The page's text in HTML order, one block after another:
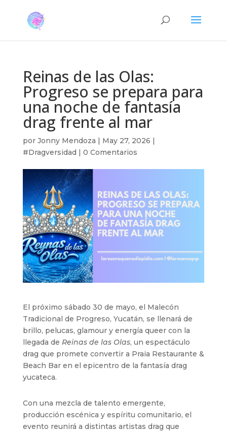
Reinas de las Olas:
Progreso se prepara para
una noche de fantasía
drag frente al mar
por Jonny Mendoza | May 27, 2026 |
#Dragversidad | 0 Comentarios
El próximo sábado 30 de mayo, el Malecón
Tradicional de Progreso, Yucatán, se llenará de
brillo, pelucas, glamour y energía queer con la
llegada de Reinas de las Olas, un espectáculo
drag que promete convertir a Praia Restaurante &
Beach Bar en el epicentro de la fantasía drag
yucateca.
Con una mezcla de talento emergente,
producción escénica y espíritu comunitario, el
evento reunirá a distintas artistas drag que